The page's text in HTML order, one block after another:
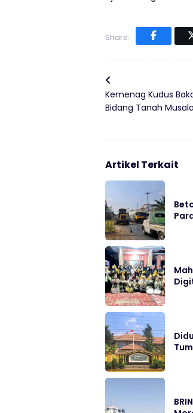
Share:
Kemenag Kudus
Bidang Tanah
Artikel Terkait